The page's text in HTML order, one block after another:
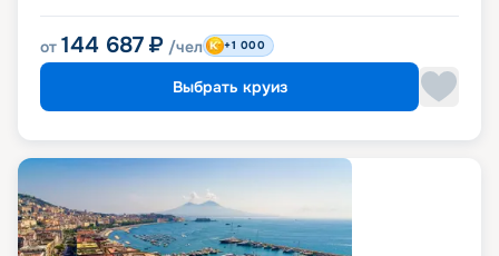
от 144 687 ₽ /чел +1 000
Выбрать круиз